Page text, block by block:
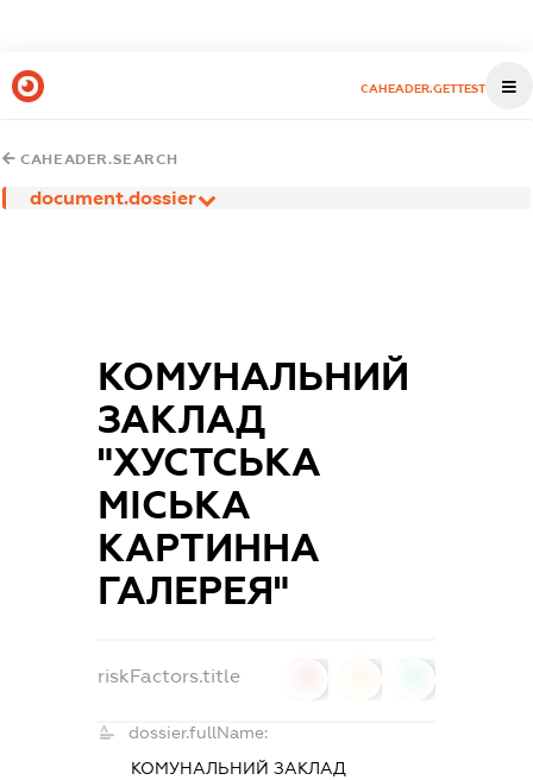
CAHEADER.GETTEST
CAHEADER.SEARCH
document.dossier
КОМУНАЛЬНИЙ
ЗАКЛАД
"ХУСТСЬКА
МІСЬКА
КАРТИННА
ГАЛЕРЕЯ"
riskFactors.title
dossier.fullName:
КОМУНАЛЬНИЙ ЗАКЛАД